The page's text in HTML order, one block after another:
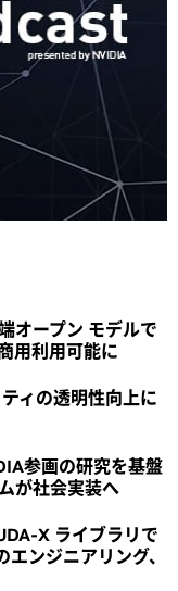
オープン モデルで
用利用可能に
ィの透明性向上に
参画の研究を基盤
が社会実装へ
X ライブラリで
ンジニアリング、